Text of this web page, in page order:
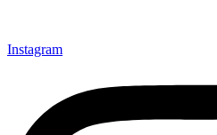
Instagram